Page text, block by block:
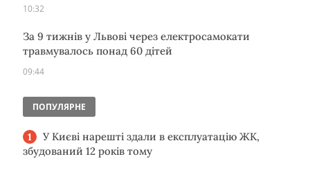
10:32
За 9 тижнів у Львові через електросамокати
травмувалось понад 60 дітей
09:44
ПОПУЛЯРНЕ
У Києві нарешті здали в експлуатацію ЖК,
збудований 12 років тому